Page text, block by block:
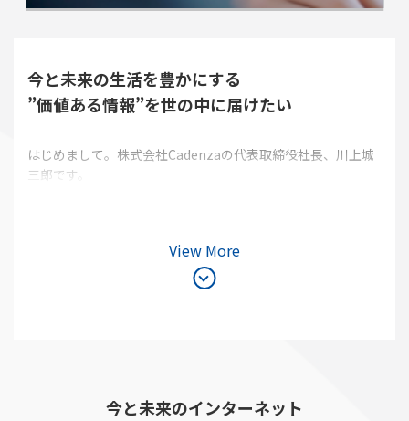
今と未来の生活を豊かにする
”価値ある情報”を世の中に届けたい
はじめまして。株式会社Cadenzaの代表取締役社長、川上城
三郎です。
View More
今と未来のインターネット